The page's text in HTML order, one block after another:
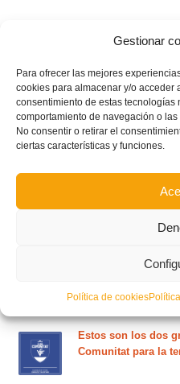
Gestionar
Para ofrecer las mejores
cookies para almacenar y/o acceder
consentimiento de estas tecnologías
comportamiento de navegación o
No consentir o retirar el
ciertas características y funciones.
Política de cookies
POSTS RECIENTES
Estos son los dos
Comunitat para la